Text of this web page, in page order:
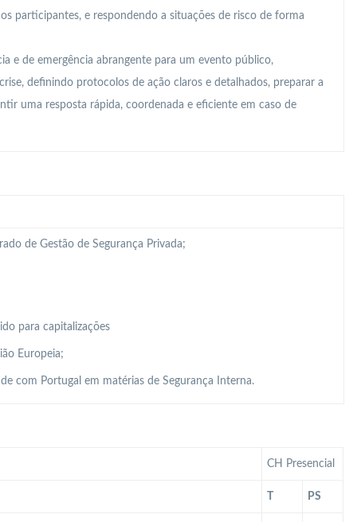
participantes, e respondendo a situações de risco de forma
e de emergência abrangente para um evento público,
definindo protocolos de ação claros e detalhados, preparar a
uma resposta rápida, coordenada e eficiente em caso de
de Gestão de Segurança Privada;
para capitalizações
Europeia;
com Portugal em matérias de Segurança Interna.
CH Presencial
PS